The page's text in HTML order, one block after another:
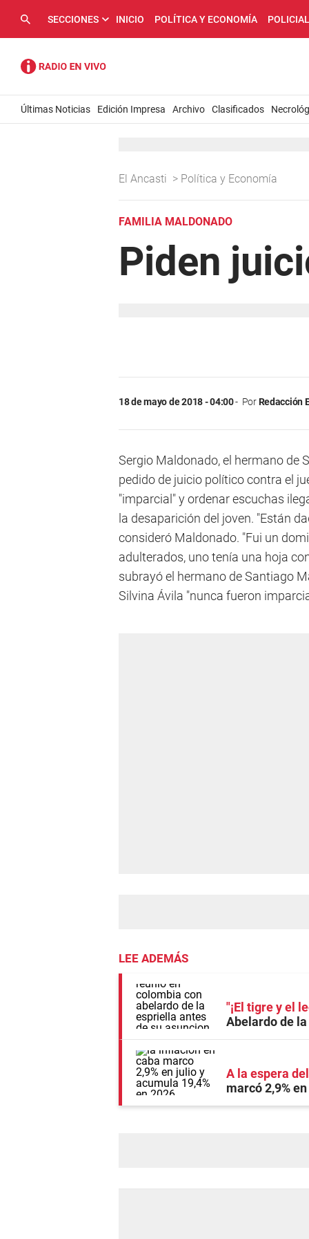
SECCIONES INICIO POLÍTICA Y ECONOMÍA
Últimas Noticias Edición Impresa Archivo Clasificados
El Ancasti > Política y Economía
FAMILIA MALDONADO
Piden
18 de mayo de 2018 - 04:00 PorRedacción
Sergio Maldonado, el hermano de
pedido de juicio político contra el
"imparcial" y ordenar escuchas
la desaparición del joven. "Están
consideró Maldonado. "Fui un
adulterados, uno tenía una hoja
subrayó el hermano de Santiago
Silvina Ávila "nunca fueron
LEE ADEMÁS
"¡El tigre y el
Abelardo de
A la espera
marcó 2,9%